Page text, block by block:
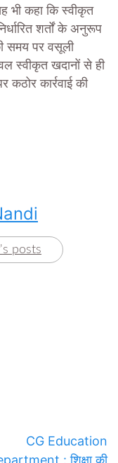
भी कहा कि स्वीकृत
शर्तों के अनुरूप
समय पर वसूली
स्वीकृत खदानों से ही
कठोर कार्रवाई की
posts
CG Education
: शिक्षा की